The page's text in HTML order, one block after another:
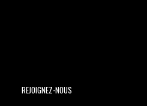
REJOIGNEZ-NOUS